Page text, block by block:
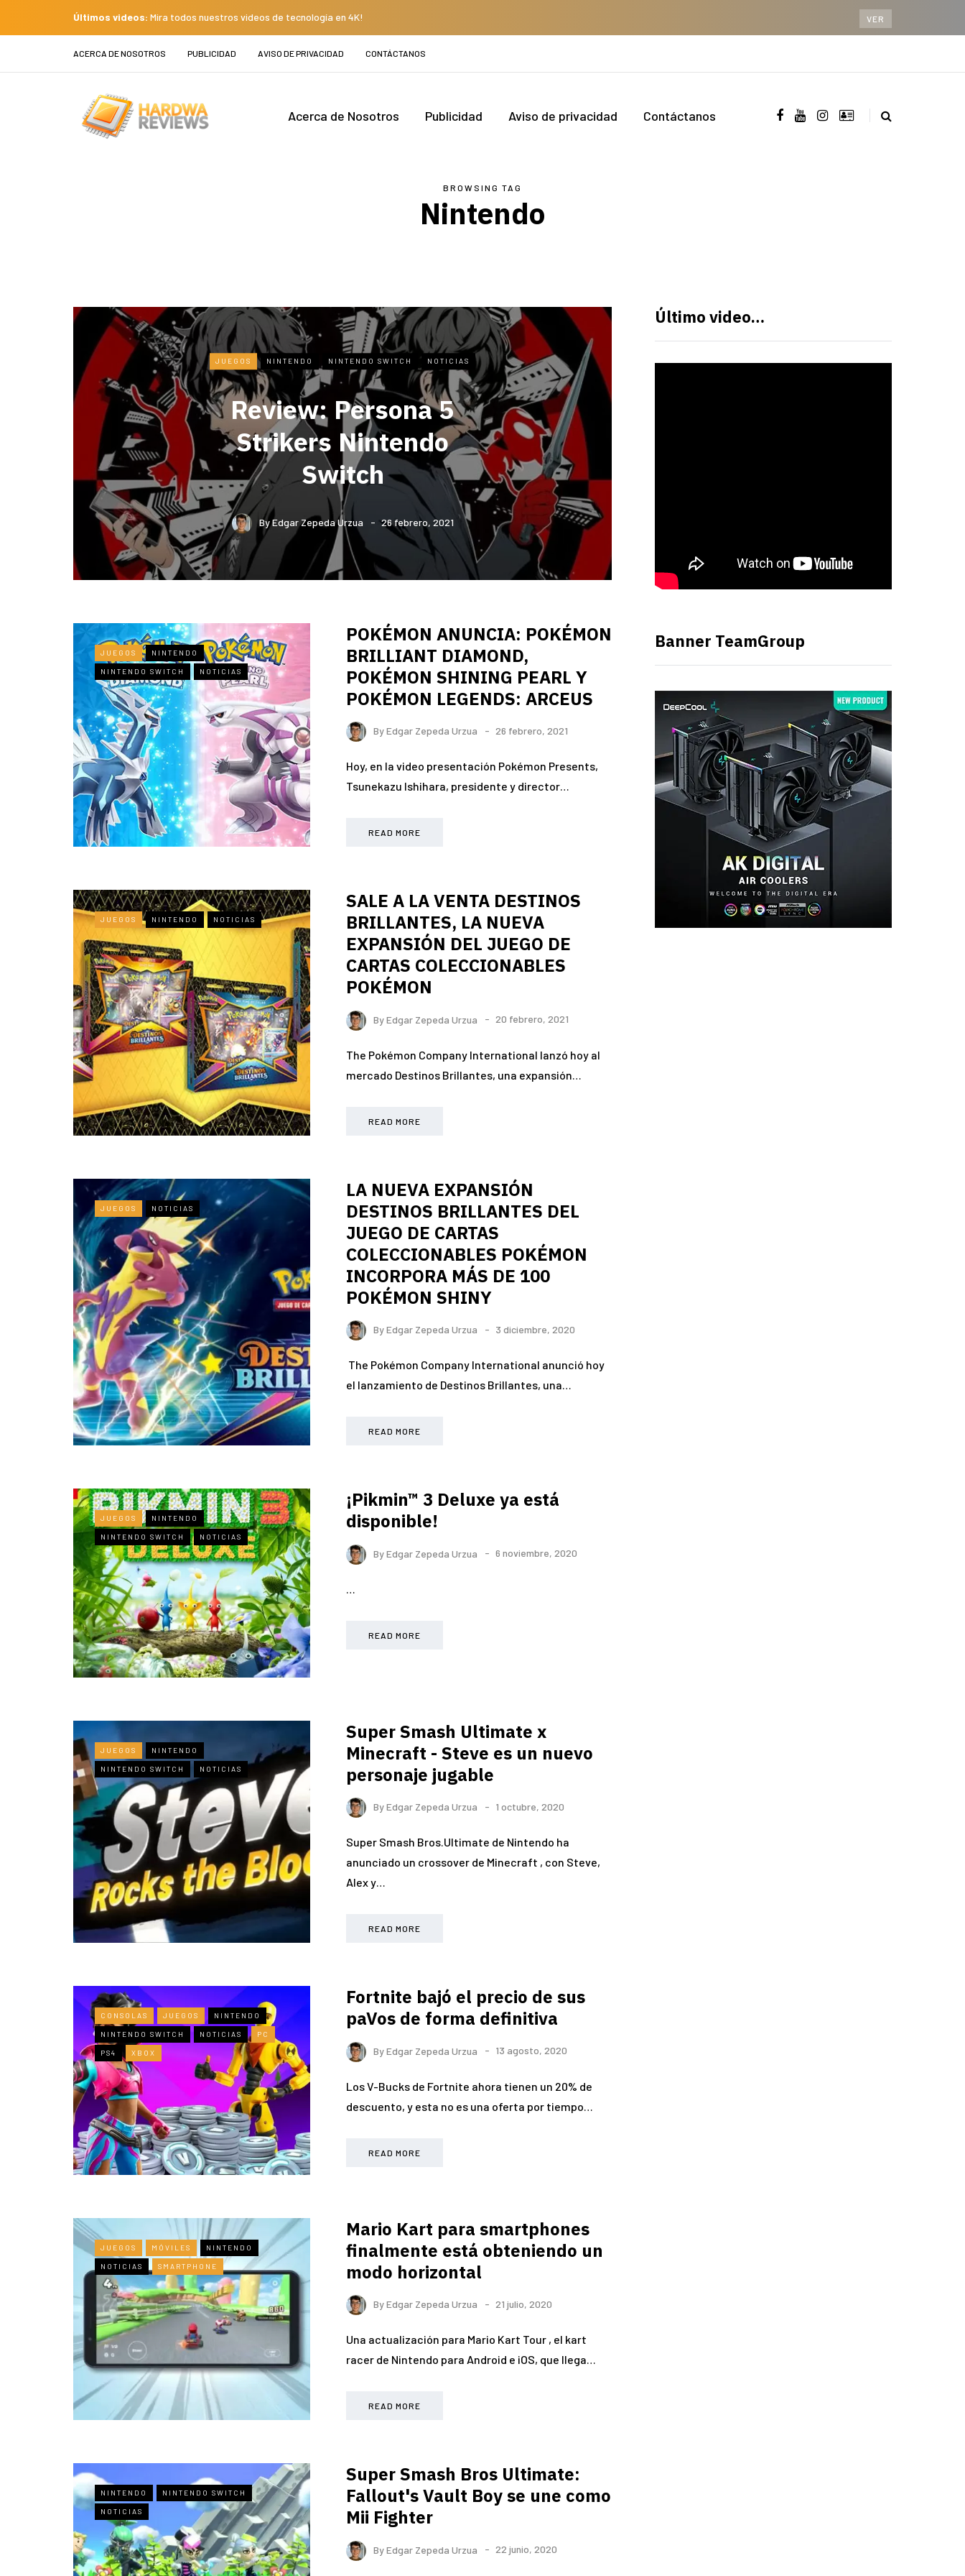
Últimos videos: Mira todos nuestros videos de tecnología en 4K! VER
ACERCA DE NOSOTROS PUBLICIDAD AVISO DE PRIVACIDAD CONTÁCTANOS
Acerca de Nosotros Publicidad Aviso de privacidad Contáctanos
BROWSING TAG
Nintendo
JUEGOS NINTENDO NINTENDO SWITCH NOTICIAS
Review: Persona 5
Strikers Nintendo
Switch
ByEdgar Zepeda Urzua 26 febrero, 2021
JUEGOS NINTENDO
NINTENDO SWITCH NOTICIAS
POKÉMON ANUNCIA: POKÉMON
BRILLIANT DIAMOND,
POKÉMON SHINING PEARL Y
POKÉMON LEGENDS: ARCEUS
ByEdgar Zepeda Urzua 26 febrero, 2021
Hoy, en la video presentación Pokémon Presents,
Tsunekazu Ishihara, presidente y director…
READ MORE
JUEGOS NINTENDO NOTICIAS
SALE A LA VENTA DESTINOS
BRILLANTES, LA NUEVA
EXPANSIÓN DEL JUEGO DE
CARTAS COLECCIONABLES
POKÉMON
ByEdgar Zepeda Urzua 20 febrero, 2021
The Pokémon Company International lanzó hoy al
mercado Destinos Brillantes, una expansión…
READ MORE
JUEGOS NOTICIAS
LA NUEVA EXPANSIÓN
DESTINOS BRILLANTES DEL
JUEGO DE CARTAS
COLECCIONABLES POKÉMON
INCORPORA MÁS DE 100
POKÉMON SHINY
ByEdgar Zepeda Urzua 3 diciembre, 2020
The Pokémon Company International anunció hoy
el lanzamiento de Destinos Brillantes, una…
READ MORE
JUEGOS NINTENDO
NINTENDO SWITCH NOTICIAS
¡Pikmin™ 3 Deluxe ya está
disponible!
ByEdgar Zepeda Urzua 6 noviembre, 2020
READ MORE
JUEGOS NINTENDO
NINTENDO SWITCH NOTICIAS
Super Smash Ultimate x
Minecraft - Steve es un nuevo
personaje jugable
ByEdgar Zepeda Urzua 1 octubre, 2020
Super Smash Bros.Ultimate de Nintendo ha
anunciado un crossover de Minecraft , con Steve,
Alex y…
READ MORE
CONSOLAS JUEGOS NINTENDO
NINTENDO SWITCH NOTICIAS PC
PS4 XBOX
Fortnite bajó el precio de sus
paVos de forma definitiva
ByEdgar Zepeda Urzua 13 agosto, 2020
Los V-Bucks de Fortnite ahora tienen un 20% de
descuento, y esta no es una oferta por tiempo…
READ MORE
JUEGOS MÓVILES NINTENDO
NOTICIAS SMARTPHONE
Mario Kart para smartphones
finalmente está obteniendo un
modo horizontal
ByEdgar Zepeda Urzua 21 julio, 2020
Una actualización para Mario Kart Tour , el kart
racer de Nintendo para Android e iOS, que llega…
READ MORE
NINTENDO NINTENDO SWITCH
NOTICIAS
Super Smash Bros Ultimate:
Fallout's Vault Boy se une como
Mii Fighter
ByEdgar Zepeda Urzua 22 junio, 2020
Último video…
Banner TeamGroup